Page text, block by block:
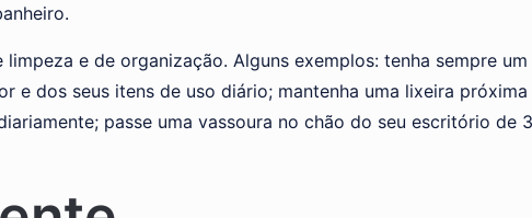
e de organização. Alguns exemplos: tenha sempre
e dos seus itens de uso diário; mantenha uma lixeira
passe uma vassoura no chão do seu escritório de